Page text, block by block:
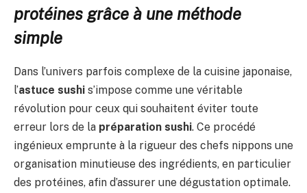
protéines grâce à une méthode
simple
Dans l’univers parfois complexe de la cuisine japonaise,
l’astuce sushi s’impose comme une véritable
révolution pour ceux qui souhaitent éviter toute
erreur lors de la préparation sushi. Ce procédé
ingénieux emprunte à la rigueur des chefs nippons une
organisation minutieuse des ingrédients, en particulier
des protéines, afin d’assurer une dégustation optimale.